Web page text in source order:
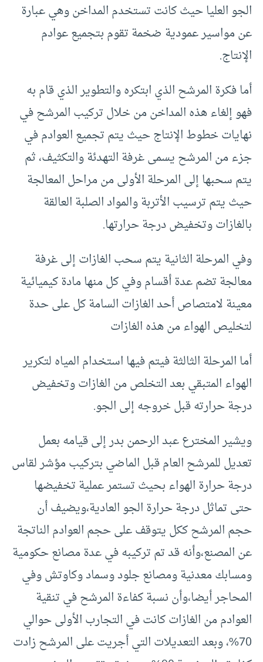
الجو العليا حيث كانت تستخدم المداخن وهي عبارة
عن مواسير عمودية ضخمة تقوم بتجميع عوادم
الإنتاج.
أما فكرة المرشح الذي ابتكره والتطوير الذي قام به
فهو إلغاء هذه المداخن من خلال تركيب المرشح في
نهايات خطوط الإنتاج حيث يتم تجميع العوادم في
جزء من المرشح يسمى غرفة التهدئة والتكثيف، ثم
يتم سحبها إلى المرحلة الأولى من مراحل المعالجة
حيث يتم ترسيب الأتربة والمواد الصلبة العالقة
بالغازات وتخفيض درجة حرارتها.
وفي المرحلة الثانية يتم سحب الغازات إلى غرفة
معالجة تضم عدة أقسام وفي كل منها مادة كيميائية
معينة لامتصاص أحد الغازات السامة كل على حدة
لتخليص الهواء من هذه الغازات
أما المرحلة الثالثة فيتم فيها استخدام المياه لتكرير
الهواء المتبقي بعد التخلص من الغازات وتخفيض
درجة حرارته قبل خروجه إلى الجو.
ويشير المخترع عبد الرحمن بدر إلى قيامه بعمل
تعديل للمرشح العام قبل الماضي بتركيب مؤشر لقاس
درجة حرارة الهواء بحيث تستمر عملية تخفيضها
حتى تماثل درجة حرارة الجو العادية،ويضيف أن
حجم المرشح ككل يتوقف على حجم العوادم الناتجة
عن المصنع،وأنه قد تم تركيبه في عدة مصانع حكومية
ومسابك معدنية ومصانع جلود وسماد وكاوتش وفي
المحاجر أيضا،وأن نسبة كفاءة المرشح في تنقية
العوادم من الغازات كانت في التجارب الأولى حوالي
70%، وبعد التعديلات التي أجريت على المرشح زادت